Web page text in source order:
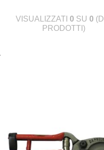
VISUALIZZATI 0 SU 0
PRODOTTI)